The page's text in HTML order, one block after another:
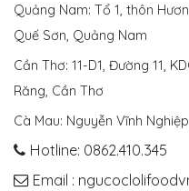
Quảng Nam: Tổ 1, thôn
Quế Sơn, Quảng Nam
Cần Thơ: 11-D1, Đường 11,
Răng, Cần Thơ
Cà Mau: Nguyễn Vĩnh
Hotline: 0862.410.345
Email :